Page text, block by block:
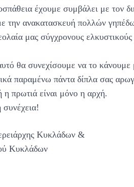
έχουμε συμβάλει με τον
την ανακατασκευή πολλών
μας σύγχρονους
θα συνεχίσουμε να το
παραμένω πάντα δίπλα σας
η πρωτιά είναι μόνο η αρχή.
συνέχεια!
Κυκλάδων &
Κυκλάδων